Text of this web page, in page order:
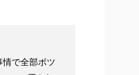
で全部ボツ